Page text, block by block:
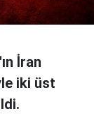
İran
iki üst